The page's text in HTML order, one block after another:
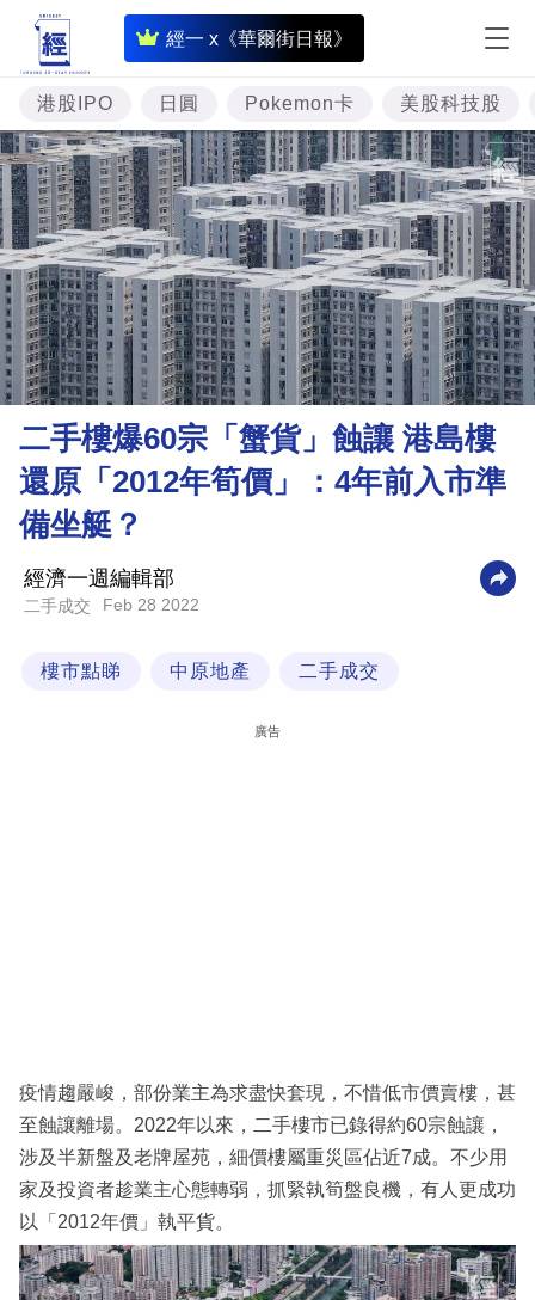
經一 x《華爾街日報》
即
時
財
經
專
題
投
資
樓
市
理
財
商
科
技
港股IPO 日圓 Pokemon卡 美股科技股
二手樓爆60宗「蟹貨」蝕讓 港島樓
還原「2012年筍價」：4年前入市準
備坐艇？
經濟一週編輯部
二手成交 Feb 28 2022
樓市點睇 中原地產 二手成交
廣告
疫情趨嚴峻，部份業主為求盡快套現，不惜低市價賣樓，甚
至蝕讓離場。2022年以來，二手樓市已錄得約60宗蝕讓，
涉及半新盤及老牌屋苑，細價樓屬重災區佔近7成。不少用
家及投資者趁業主心態轉弱，抓緊執筍盤良機，有人更成功
以「2012年價」執平貨。